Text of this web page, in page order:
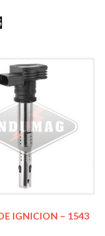
IGNICION – 1543